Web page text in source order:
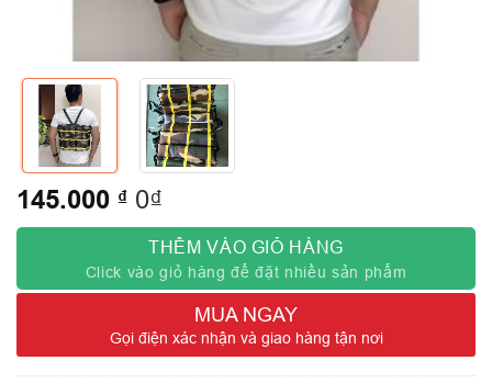
145.000 ₫ 0₫
THÊM VÀO GIỎ HÀNG
Click vào giỏ hàng để đặt nhiều sản phẩm
MUA NGAY
Gọi điện xác nhận và giao hàng tận nơi